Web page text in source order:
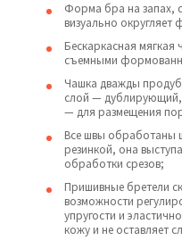
Форма бра на запах,
визуально округляет
Бескаркасная
съемными
Чашка дважды
слой —
— для размещения
Все швы обработаны
резинкой, она
обработки срезов;
Пришивные бретели
возможности
упругости и
кожу и не оставляет